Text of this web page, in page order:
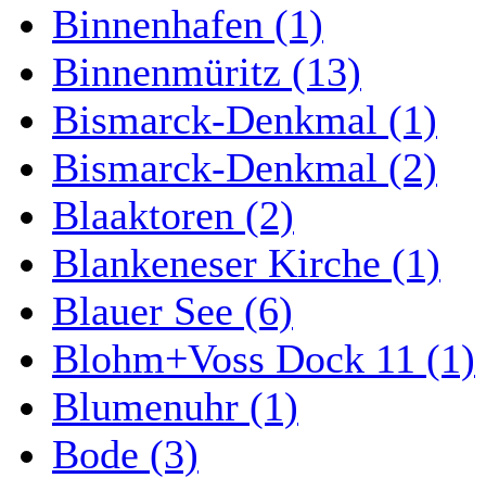
Binnenhafen (1)
Binnenmüritz (13)
Bismarck-Denkmal (1)
Bismarck-Denkmal (2)
Blaaktoren (2)
Blankeneser Kirche (1)
Blauer See (6)
Blohm+Voss Dock 11 (1)
Blumenuhr (1)
Bode (3)